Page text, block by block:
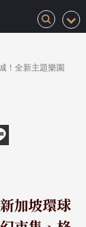
！全新主題樂園
加坡環球